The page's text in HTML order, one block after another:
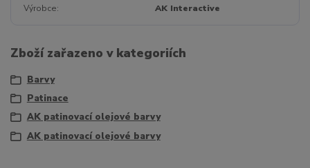
Výrobce AK Interactive
Zboží zařazeno v kategoriích
Barvy
Patinace
AK patinovací olejové barvy
AK patinovací olejové barvy